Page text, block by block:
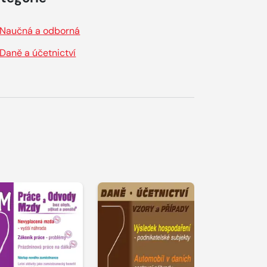
Naučná a odborná
Daně a účetnictví